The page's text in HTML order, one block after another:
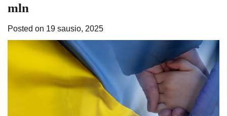
mln
Posted on 19 sausio, 2025